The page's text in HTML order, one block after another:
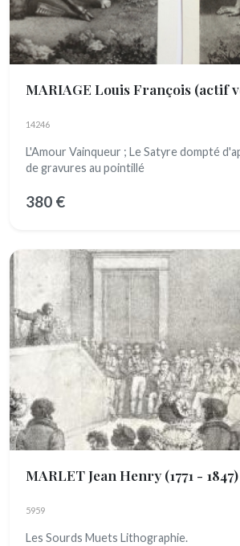
MARIAGE Louis François (actif
14246
L'Amour Vainqueur ; Le Satyre dompté
de gravures au pointillé
380 €
MARLET Jean Henry(1771 - 1847)
5959
Les Sourds Muets Lithographie.